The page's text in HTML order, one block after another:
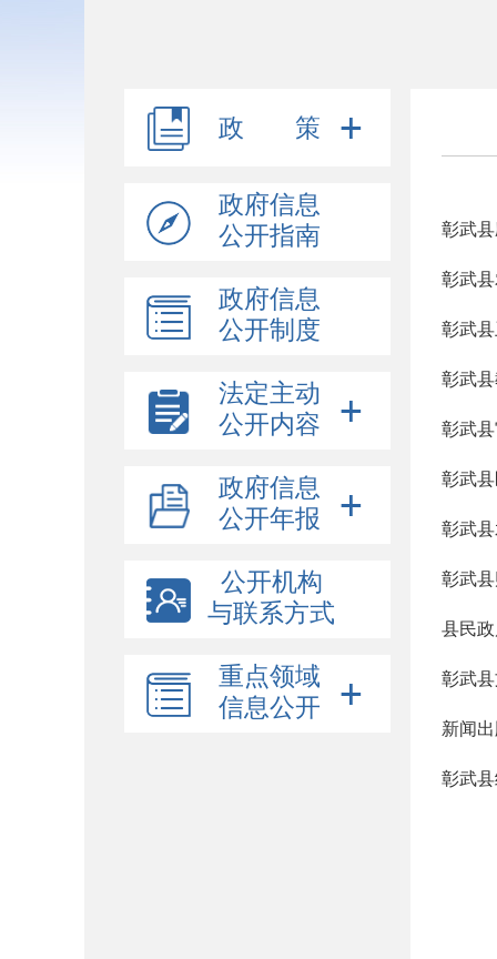
政 策
政府信息
公开指南
政府信息
公开制度
法定主动
公开内容
政府信息
公开年报
公开机构
与联系方式
重点领域
信息公开
彰武
彰武
彰武
彰武
彰武
彰武
彰武
彰武
县民
彰武
新闻
彰武